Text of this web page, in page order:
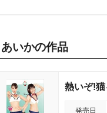
あいかの作品
熱いぞ!
発売日